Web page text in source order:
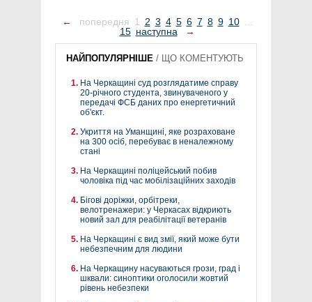
← попередня 1 2 3 4 5 6 7 8 9 10 ...
15 наступна →
НАЙПОПУЛЯРНІШЕ / ЩО КОМЕНТУЮТЬ
На Черкащині суд розглядатиме справу
20-річного студента, звинуваченого у
передачі ФСБ даних про енергетичний
об'єкт.
Укриття на Уманщині, яке розраховане
на 300 осіб, перебуває в неналежному
стані
На Черкащині поліцейський побив
чоловіка під час мобілізаційних заходів
Бігові доріжки, орбітреки,
велотренажери: у Черкасах відкриють
новий зал для реабілітації ветеранів
На Черкащині є вид змії, який може бути
небезпечним для людини
На Черкащину насуваються грози, град і
шквали: синоптики оголосили жовтий
рівень небезпеки